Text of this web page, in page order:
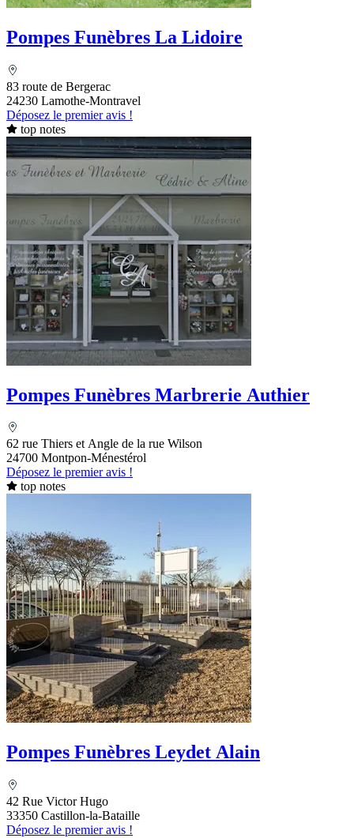
Pompes Funèbres La Lidoire
83 route de Bergerac
24230 Lamothe-Montravel
Déposez le premier avis !
top notes
Pompes Funèbres Marbrerie Authier
62 rue Thiers et Angle de la rue Wilson
24700 Montpon-Ménestérol
Déposez le premier avis !
top notes
Pompes Funèbres Leydet Alain
42 Rue Victor Hugo
33350 Castillon-la-Bataille
Déposez le premier avis !